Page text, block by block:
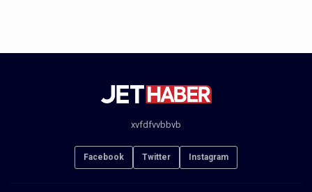
xvfdfvvbbvb
Facebook Twitter Instagram